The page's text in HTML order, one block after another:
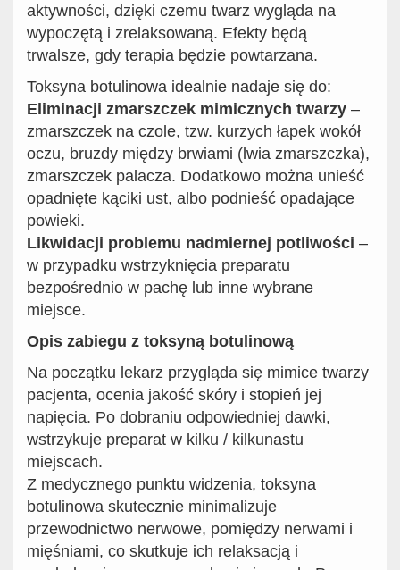
aktywności, dzięki czemu twarz wygląda na
wypoczętą i zrelaksowaną. Efekty będą
trwalsze, gdy terapia będzie powtarzana.
Toksyna botulinowa idealnie nadaje się do:
Eliminacji zmarszczek mimicznych twarzy –
zmarszczek na czole, tzw. kurzych łapek wokół
oczu, bruzdy między brwiami (lwia zmarszczka),
zmarszczek palacza. Dodatkowo można unieść
opadnięte kąciki ust, albo podnieść opadające
powieki.
Likwidacji problemu nadmiernej potliwości –
w przypadku wstrzyknięcia preparatu
bezpośrednio w pachę lub inne wybrane
miejsce.
Opis zabiegu z toksyną botulinową
Na początku lekarz przygląda się mimice twarzy
pacjenta, ocenia jakość skóry i stopień jej
napięcia. Po dobraniu odpowiedniej dawki,
wstrzykuje preparat w kilku / kilkunastu
miejscach.
Z medycznego punktu widzenia, toksyna
botulinowa skutecznie minimalizuje
przewodnictwo nerwowe, pomiędzy nerwami i
mięśniami, co skutkuje ich relaksacją i